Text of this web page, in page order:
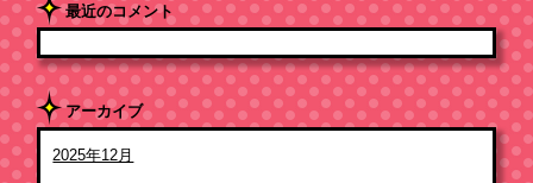
最近のコメント
アーカイブ
2025年12月